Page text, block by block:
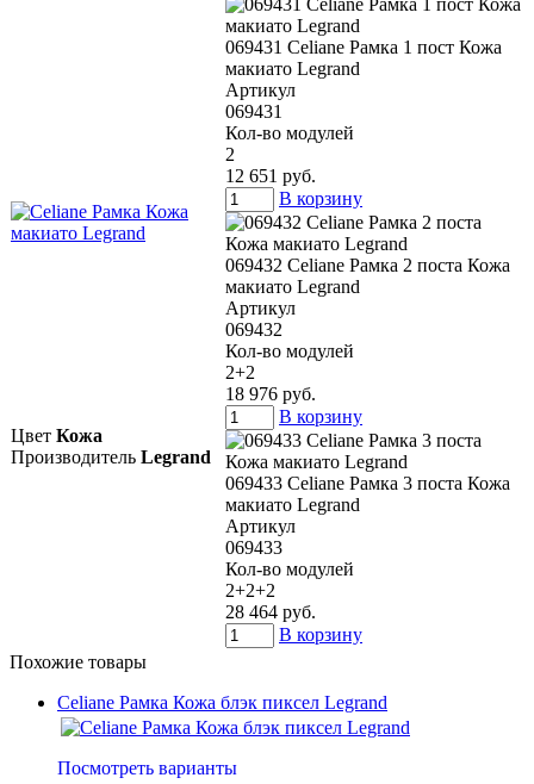
069431 Celiane Рамка 1 пост Кожа
макиато Legrand
Артикул
069431
Кол-во модулей
2
12 651 руб.
В корзину
069432 Celiane Рамка 2 поста Кожа
макиато Legrand
Артикул
069432
Кол-во модулей
2+2
18 976 руб.
В корзину
069433 Celiane Рамка 3 поста Кожа
макиато Legrand
Артикул
069433
Кол-во модулей
2+2+2
28 464 руб.
В корзину
Цвет Кожа
Производитель Legrand
Похожие товары
Celiane Рамка Кожа блэк пиксел Legrand
Посмотреть варианты